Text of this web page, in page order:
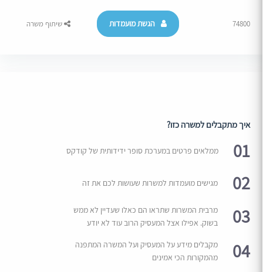
74800 הגשת מועמדות שיתוף משרה
איך מתקבלים למשרה כזו?
01 ממלאים פרטים במערכת סופר ידידותית של קודקס
02 מגישים מועמדות למשרות שעושות לכם את זה
03
מרבית המשרות שתראו הם כאלו שעדיין לא ממש
בשוק. אפילו אצל המעסיק הרוב עוד לא יודע
04
מקבלים מידע על המעסיק ועל המשרה המתפנה
מהמקורות הכי אמינים